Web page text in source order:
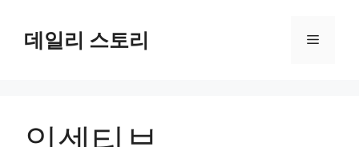
데일리 스토리 메